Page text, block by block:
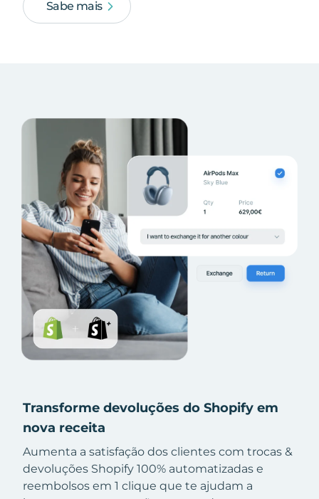
Sabe mais
Transforme devoluções do Shopify em
nova receita
Aumenta a satisfação dos clientes com trocas &
devoluções Shopify 100% automatizadas e
reembolsos em 1 clique que te ajudam a